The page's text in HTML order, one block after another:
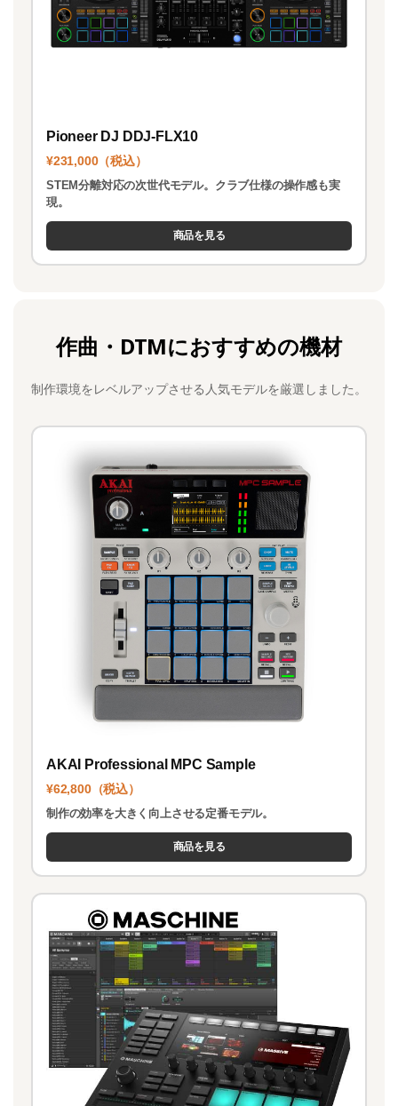
Pioneer DJ DDJ-FLX10
¥231,000（税込）
STEM分離対応の次世代モデル。クラブ仕様の操作感も実
現。
商品を見る
作曲・DTMにおすすめの機材
制作環境をレベルアップさせる人気モデルを厳選しました。
AKAI Professional MPC Sample
¥62,800（税込）
制作の効率を大きく向上させる定番モデル。
商品を見る